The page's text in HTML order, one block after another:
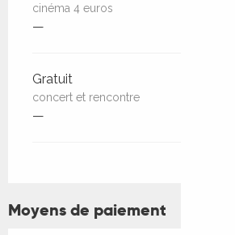
cinéma 4 euros
—
Gratuit
concert et rencontre
—
Moyens de paiement